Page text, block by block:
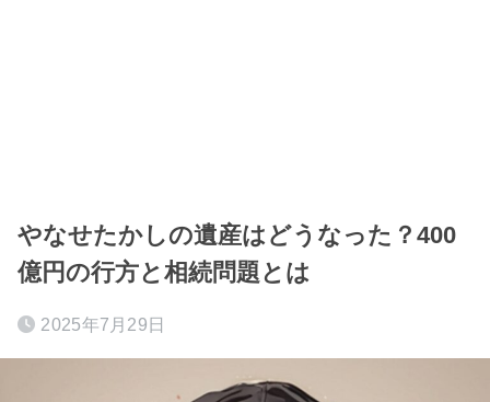
やなせたかしの遺産はどうなった？400
億円の行方と相続問題とは
2025年7月29日